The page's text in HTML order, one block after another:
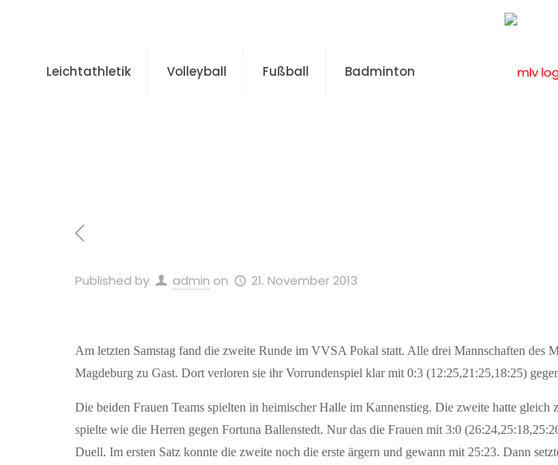
Leichtathletik Volleyball Fußball Badminton
Published by admin on 21. November 2013
Am letzten Samstag fand die zweite Runde im VVSA Pokal statt. Alle drei Mannschaften
Magdeburg zu Gast. Dort verloren sie ihr Vorrundenspiel klar mit 0:3 (12:25,21:25,18:25)
Die beiden Frauen Teams spielten in heimischer Halle im Kannenstieg. Die zweite hatte
spielte wie die Herren gegen Fortuna Ballenstedt. Nur das die Frauen mit 3:0
Duell. Im ersten Satz konnte die zweite noch die erste ärgern und gewann mit 25:23. Dann